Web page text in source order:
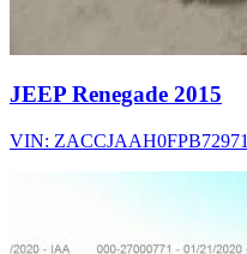
JEEP Renegade 2015
VIN: ZACCJAAH0FPB72971